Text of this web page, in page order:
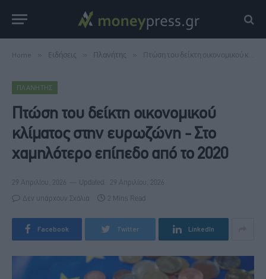
Home Ειδήσεις Πλανήτης Πτώση του δείκτη οικονομικού κλίματος στην ευρωζώνη - Στο χαμηλότερο επίπεδο από το 2020
ΠΛΑΝΉΤΗΣ
Πτώση του δείκτη οικονομικού
κλίματος στην ευρωζώνη - Στο
χαμηλότερο επίπεδο από το 2020
29 Απριλίου, 2026 Updated: 29 Απριλίου, 2026
Δεν υπάρχουν Σχόλια 2 Mins Read
Facebook Twitter LinkedIn